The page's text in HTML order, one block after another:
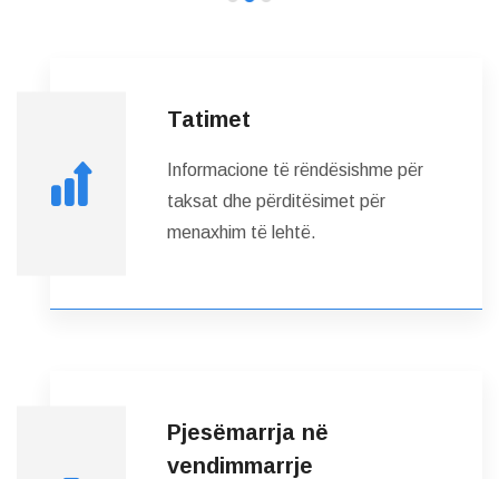
Tatimet
Informacione të rëndësishme për
taksat dhe përditësimet për
menaxhim të lehtë.
Pjesëmarrja në
vendimmarrje